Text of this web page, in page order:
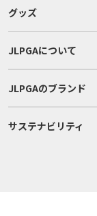
グッズ
JLPGAについて
JLPGAのブランド
サステナビリティ